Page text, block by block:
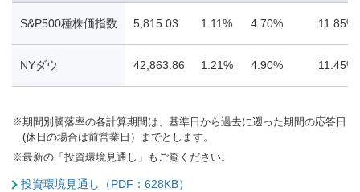
S&P500種株価指数 5,815.03 1.11% 4.70% 11.85%
NYダウ 42,863.86 1.21% 4.90% 11.45%
※期間別騰落率の各計算期間は、基準日から過去に遡った期間の応答日
(休日の場合は前営業日）までとします。
※最新の「投資環境見通し」もご覧ください。
投資環境見通し（PDF：628KB）